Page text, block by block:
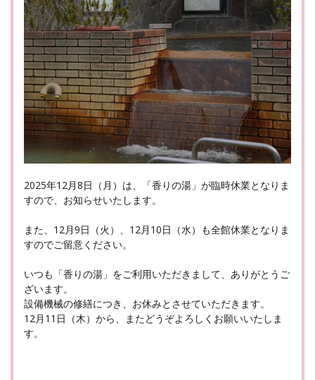
2025年12月8日（月）は、「香りの湯」が臨時休業となりま
すので、お知らせいたします。
また、12月9日（火）、12月10日（水）も全館休業となりま
すのでご留意ください。
いつも「香りの湯」をご利用いただきまして、ありがとうご
ざいます。
設備機械の修繕につき、お休みとさせていただきます。
12月11日（木）から、またどうぞよろしくお願いいたしま
す。